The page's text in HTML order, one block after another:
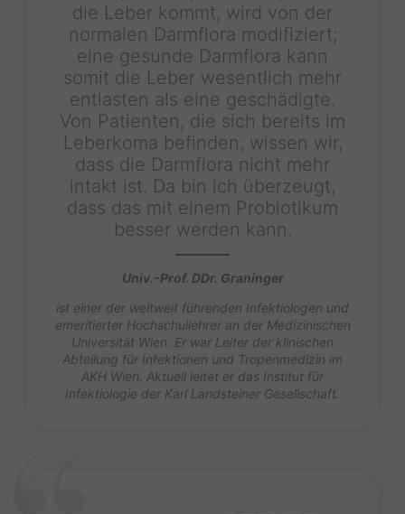
die Leber kommt, wird von der
normalen Darmflora modifiziert;
eine gesunde Darmflora kann
somit die Leber wesentlich mehr
entlasten als eine geschädigte.
Von Patienten, die sich bereits im
Leberkoma befinden, wissen wir,
dass die Darmflora nicht mehr
intakt ist. Da bin ich überzeugt,
dass das mit einem Probiotikum
besser werden kann.
Univ.-Prof. DDr. Graninger
ist einer der weltweit führenden Infektiologen und
emeritierter Hochschullehrer an der Medizinischen
Universität Wien. Er war Leiter der klinischen
Abteilung für Infektionen und Tropenmedizin im
AKH Wien. Aktuell leitet er das Institut für
Infektiologie der Karl Landsteiner Gesellschaft.